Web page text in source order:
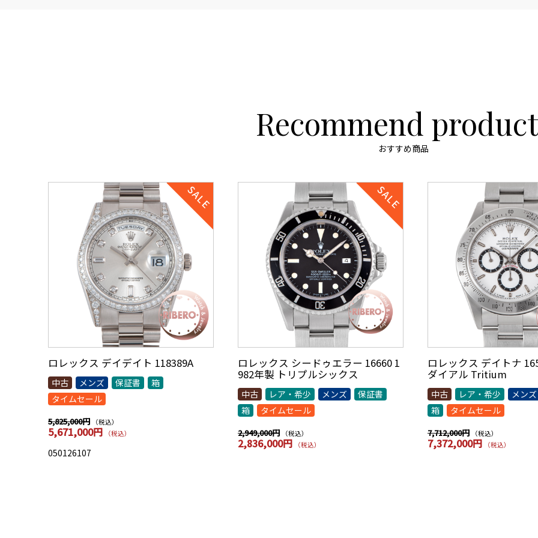
Recommend
おすすめ商品
ロレックス デイデイト 118389A
中古 メンズ 保証書
箱
タイムセール
5,825,000円 （税込）
5,671,000円 （税込）
050126107
ロレックス シードゥエラー 16660 1
982年製 トリプルシックス
中古 レア・希少 メンズ
保証書
箱
タイムセール
2,949,000円 （税込）
2,836,000円 （税込）
ロレックス デイトナ
ダイアル Tritium
中古 レア・希少
メンズ
箱
タイムセール
7,712,000円 （税込）
7,372,000円 （税込）